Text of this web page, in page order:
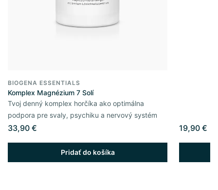
BIOGENA ESSENTIALS
Komplex Magnézium 7 Solí
Tvoj denný komplex horčíka ako optimálna
podpora pre svaly, psychiku a nervový systém
33,90 €
Pridať do košíka
19,90 €